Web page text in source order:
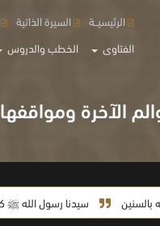
الفتاوى الخطب والدروس
الرئيسيــة السيرة الذاتية
الآخرة ومواقفها
سيدنا رسول الله ﷺ كله رحمة